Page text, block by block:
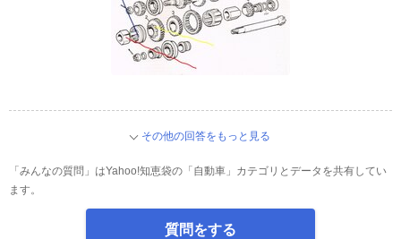
その他の回答をもっと見る
「みんなの質問」はYahoo!知恵袋の「自動車」カテゴリとデータを共有してい
ます。
質問をする